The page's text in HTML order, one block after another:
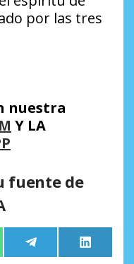
por las tres
nuestra
Y LA
fuente de
Compartir
en
Telegram
en
LinkedIn